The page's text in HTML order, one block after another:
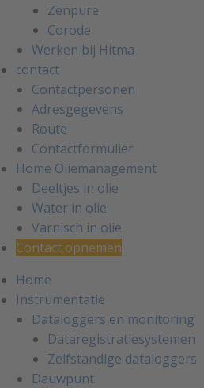
Zenpure
Corode
Werken bij Hitma
contact
Contactpersonen
Adresgegevens
Route
Contactformulier
Home Oliemanagement
Deeltjes in olie
Water in olie
Varnisch in olie
Contact opnemen
Home
Instrumentatie
Dataloggers en monitoring
Dataregistratiesystemen
Zelfstandige dataloggers
Dauwpunt